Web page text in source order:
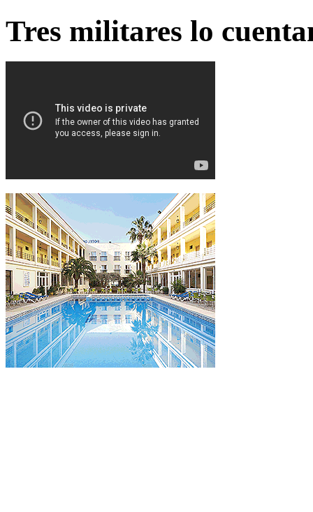
Tres militares lo